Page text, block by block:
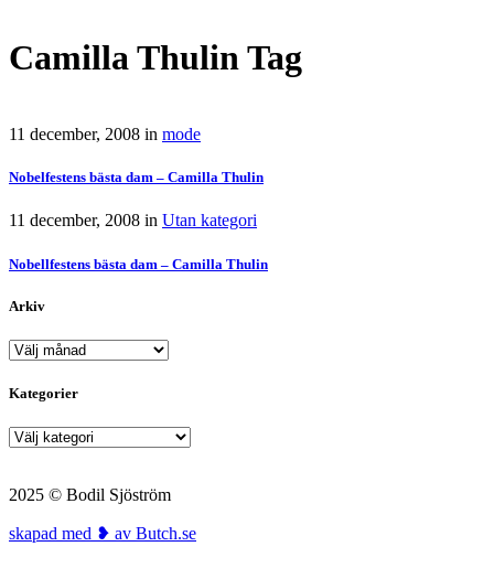
Camilla Thulin Tag
11 december, 2008 in mode
Nobelfestens bästa dam – Camilla Thulin
11 december, 2008 in Utan kategori
Nobellfestens bästa dam – Camilla Thulin
Arkiv
Arkiv
Kategorier
Kategorier
2025 © Bodil Sjöström
skapad med ❥ av Butch.se